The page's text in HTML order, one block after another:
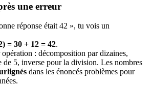
une erreur
réponse était 42 », tu vois un
= 30 + 12 = 42.
opération : décomposition par dizaines,
de 5, inverse pour la division. Les nombres
dans les énoncés problèmes pour